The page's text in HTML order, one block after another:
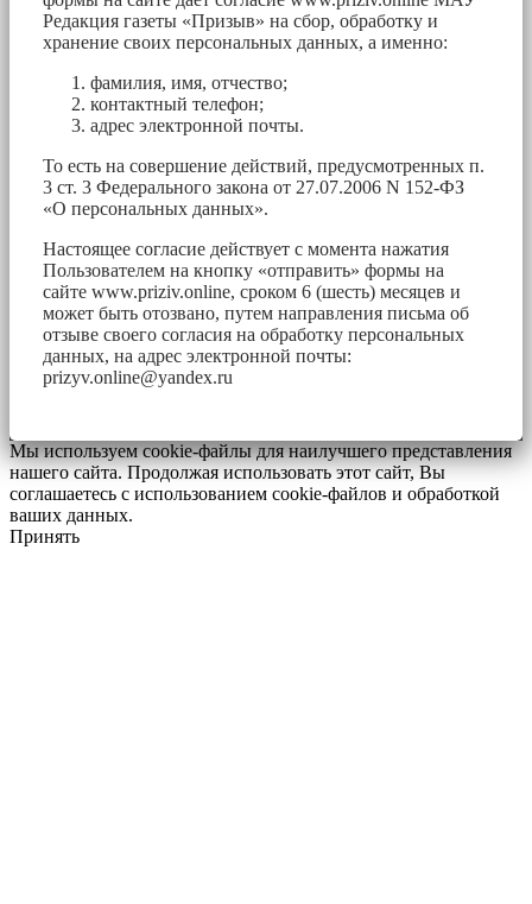
Редакция газеты «Призыв» на сбор, обработку и
хранение своих персональных данных, а именно:
фамилия, имя, отчество;
контактный телефон;
адрес электронной почты.
То есть на совершение действий, предусмотренных п.
3 ст. 3 Федерального закона от 27.07.2006 N 152-ФЗ
«О персональных данных».
Настоящее согласие действует с момента нажатия
Пользователем на кнопку «отправить» формы на
сайте www.priziv.online, сроком 6 (шесть) месяцев и
может быть отозвано, путем направления письма об
отзыве своего согласия на обработку персональных
данных, на адрес электронной почты:
prizyv.online@yandex.ru
Мы используем cookie-файлы для наилучшего представления
нашего сайта. Продолжая использовать этот сайт, Вы
соглашаетесь с использованием cookie-файлов и обработкой
ваших данных.
Принять